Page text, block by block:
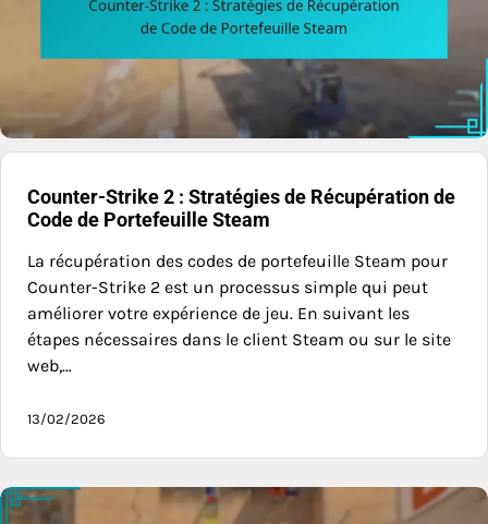
Counter-Strike 2 : Stratégies de Récupération de
Code de Portefeuille Steam
La récupération des codes de portefeuille Steam pour
Counter-Strike 2 est un processus simple qui peut
améliorer votre expérience de jeu. En suivant les
étapes nécessaires dans le client Steam ou sur le site
web,…
13/02/2026